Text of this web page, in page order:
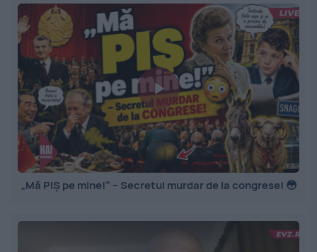
„Mă PIȘ pe mine!” – Secretul murdar de la congrese! 😳